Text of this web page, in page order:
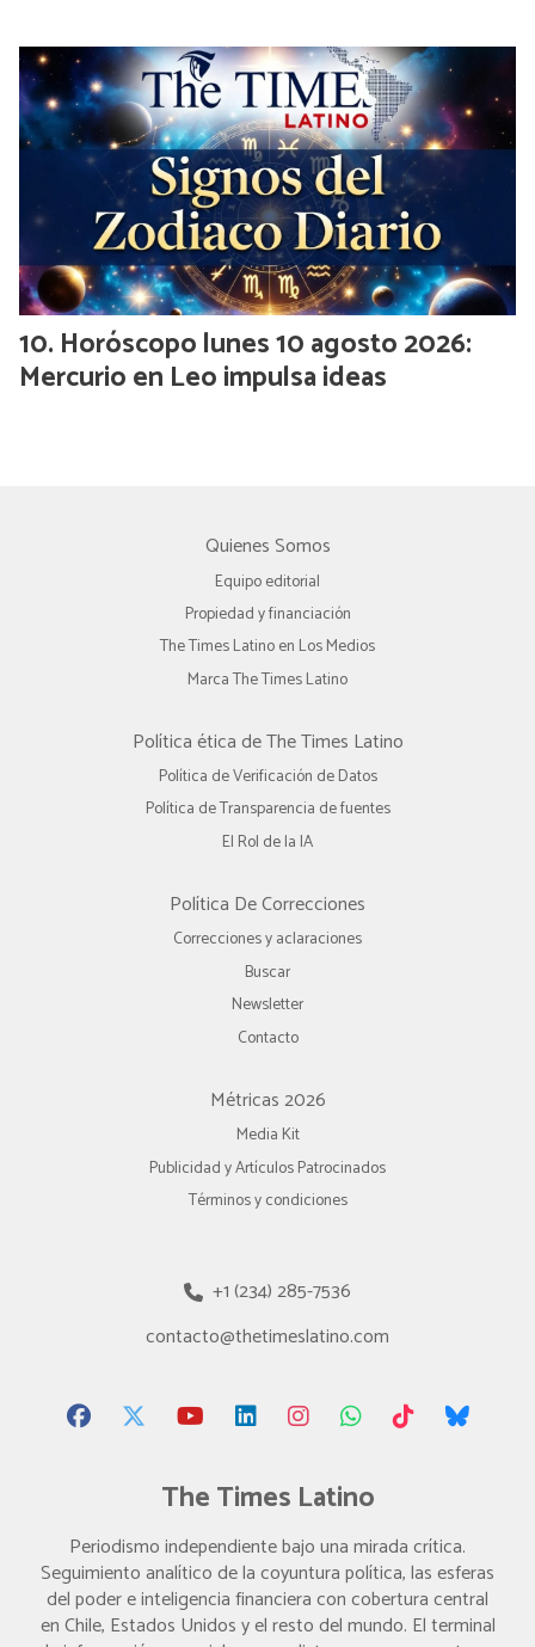
Horóscopo lunes 10 agosto 2026:
Mercurio en Leo impulsa ideas
Quienes Somos
Equipo editorial
Propiedad y financiación
The Times Latino en Los Medios
Marca The Times Latino
Política ética de The Times Latino
Política de Verificación de Datos
Política de Transparencia de fuentes
El Rol de la IA
Política De Correcciones
Correcciones y aclaraciones
Buscar
Newsletter
Contacto
Métricas 2026
Media Kit
Publicidad y Artículos Patrocinados
Términos y condiciones
The Times Latino
Periodismo independiente bajo una mirada crítica.
Seguimiento analítico de la coyuntura política, las esferas
del poder e inteligencia financiera con cobertura central
en Chile, Estados Unidos y el resto del mundo. El terminal
+1 (234) 285-7536
contacto@thetimeslatino.com